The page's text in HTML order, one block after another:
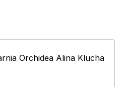
Orchidea Alina Klucha